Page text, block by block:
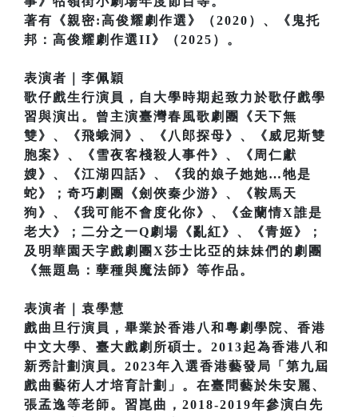
著有《親密:高俊耀劇作選》（2020）、《鬼托
邦：高俊耀劇作選II》（2025）。
表演者｜李佩穎
歌仔戲生行演員，自大學時期起致力於歌仔戲學
習與演出。曾主演臺灣春風歌劇團《天下無
雙》、《飛蛾洞》、《八郎探母》、《威尼斯雙
胞案》、《雪夜客棧殺人事件》、《周仁獻
嫂》、《江湖四話》、《我的娘子她她…牠是
蛇》；奇巧劇團《劍俠秦少游》、《鞍馬天
狗》、《我可能不會度化你》、《金蘭情X誰是
老大》；二分之一Q劇場《亂紅》、《青姬》；
及明華園天字戲劇團X莎士比亞的妹妹們的劇團
《無題島：孽種與魔法師》等作品。
表演者｜袁學慧
戲曲旦行演員，畢業於香港八和粵劇學院、香港
中文大學、臺大戲劇所碩士。2013起為香港八和
新秀計劃演員。2023年入選香港藝發局「第九屆
戲曲藝術人才培育計劃」。在臺問藝於朱安麗、
張孟逸等老師。習崑曲，2018-2019年參演白先